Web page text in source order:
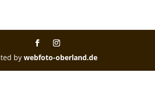
bywebfoto-oberland.de